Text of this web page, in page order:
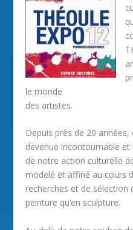
le monde
des artistes.
Depuis près de 20
devenue incontournable
de notre action culturelle
modelé et affiné au cours
recherches et de sélection
peinture qu’en sculpture.